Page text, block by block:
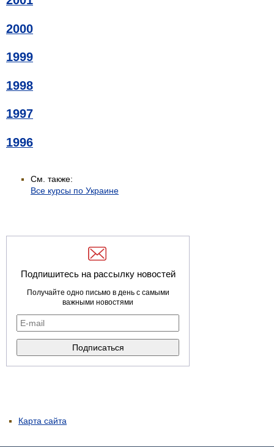
2000
1999
1998
1997
1996
См. также:
Все курсы по Украине
Подпишитесь на рассылку новостей
Получайте одно письмо в день с самыми
важными новостями
Карта сайта